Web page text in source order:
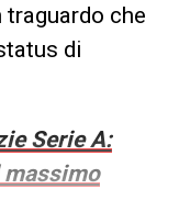
traguardo che
di
Serie A: